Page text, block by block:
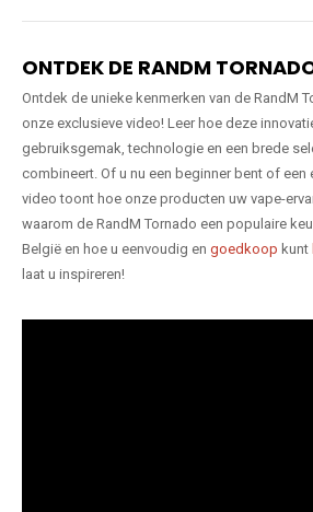
ONTDEK DE RANDM
Ontdek de unieke kenmerken van de RandM
onze exclusieve video! Leer hoe deze
gebruiksgemak, technologie en een brede
combineert. Of u nu een beginner bent of een
video toont hoe onze producten uw vape-
waarom de RandM Tornado een populaire
België en hoe u eenvoudig en goedkoop kunt
laat u inspireren!